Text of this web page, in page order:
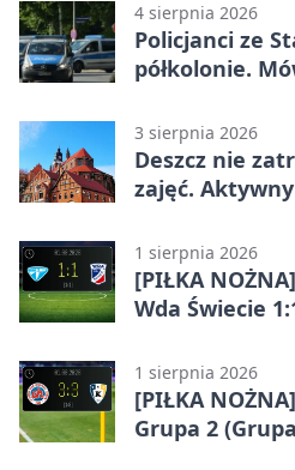
4 sierpnia 2026
Policjanci ze
półkolonie.
3 sierpnia 2026
Deszcz nie
zajęć.
1 sierpnia 2026
[PIŁKA
Wda Świecie
1 sierpnia 2026
[PIŁKA
Grupa 2